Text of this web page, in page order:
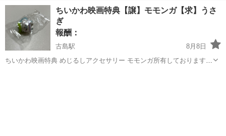
沖縄 うるま市 交換したい
ちいかわ映画特典【譲】モモンガ【求】うさ
ぎ
報酬：
古島駅
8月8日
ちいかわ映画特典 めじるしアクセサリー モモンガ所有しております